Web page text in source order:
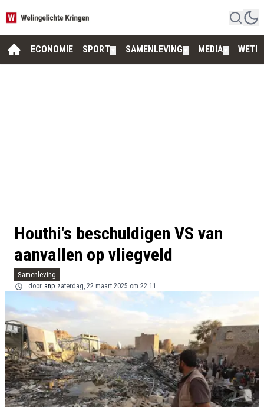
ECONOMIE SPORT SAMENLEVING MEDIA
Houthi's beschuldigen VS van
aanvallen op vliegveld
Samenleving
door anp zaterdag, 22 maart 2025 om 22:11